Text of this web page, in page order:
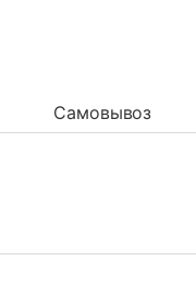
Самовывоз